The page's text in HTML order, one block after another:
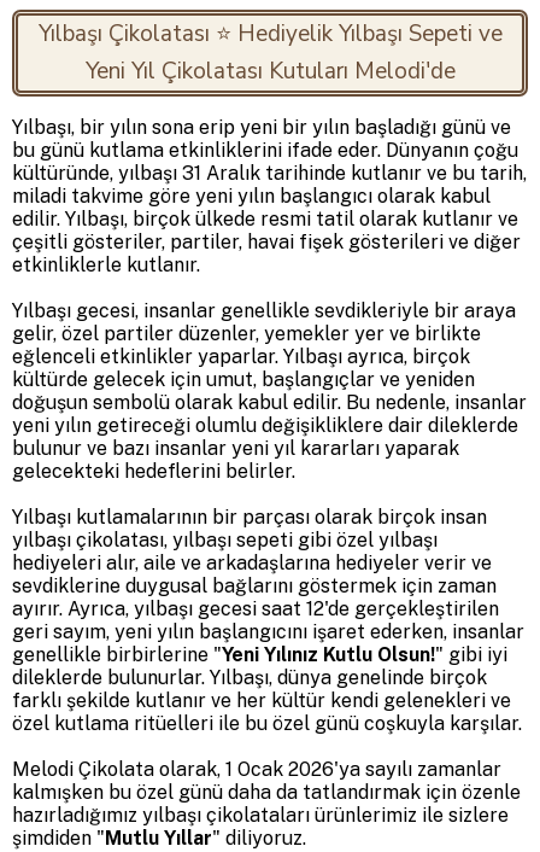
Yılbaşı Çikolatası ⭐ Hediyelik Yılbaşı Sepeti ve
Yeni Yıl Çikolatası Kutuları Melodi'de
Yılbaşı, bir yılın sona erip yeni bir yılın başladığı günü ve
bu günü kutlama etkinliklerini ifade eder. Dünyanın çoğu
kültüründe, yılbaşı 31 Aralık tarihinde kutlanır ve bu tarih,
miladi takvime göre yeni yılın başlangıcı olarak kabul
edilir. Yılbaşı, birçok ülkede resmi tatil olarak kutlanır ve
çeşitli gösteriler, partiler, havai fişek gösterileri ve diğer
etkinliklerle kutlanır.
Yılbaşı gecesi, insanlar genellikle sevdikleriyle bir araya
gelir, özel partiler düzenler, yemekler yer ve birlikte
eğlenceli etkinlikler yaparlar. Yılbaşı ayrıca, birçok
kültürde gelecek için umut, başlangıçlar ve yeniden
doğuşun sembolü olarak kabul edilir. Bu nedenle, insanlar
yeni yılın getireceği olumlu değişikliklere dair dileklerde
bulunur ve bazı insanlar yeni yıl kararları yaparak
gelecekteki hedeflerini belirler.
Yılbaşı kutlamalarının bir parçası olarak birçok insan
yılbaşı çikolatası, yılbaşı sepeti gibi özel yılbaşı
hediyeleri alır, aile ve arkadaşlarına hediyeler verir ve
sevdiklerine duygusal bağlarını göstermek için zaman
ayırır. Ayrıca, yılbaşı gecesi saat 12'de gerçekleştirilen
geri sayım, yeni yılın başlangıcını işaret ederken, insanlar
genellikle birbirlerine "Yeni Yılınız Kutlu Olsun!" gibi iyi
dileklerde bulunurlar. Yılbaşı, dünya genelinde birçok
farklı şekilde kutlanır ve her kültür kendi gelenekleri ve
özel kutlama ritüelleri ile bu özel günü coşkuyla karşılar.
Melodi Çikolata olarak, 1 Ocak 2026'ya sayılı zamanlar
kalmışken bu özel günü daha da tatlandırmak için özenle
hazırladığımız yılbaşı çikolataları ürünlerimiz ile sizlere
şimdiden "Mutlu Yıllar" diliyoruz.